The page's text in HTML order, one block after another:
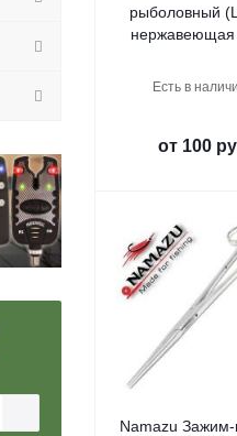
рыболовный
нержавеющая
Есть в
от 100
Namazu Зажим-